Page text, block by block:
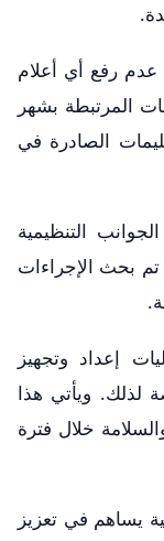
عدم رفع أي أعلام
المرتبطة بشهر
الصادرة في
التنظيمية
تم بحث الإجراءات
إعداد وتجهيز
لذلك. ويأتي هذا
خلال فترة
يساهم في تعزيز